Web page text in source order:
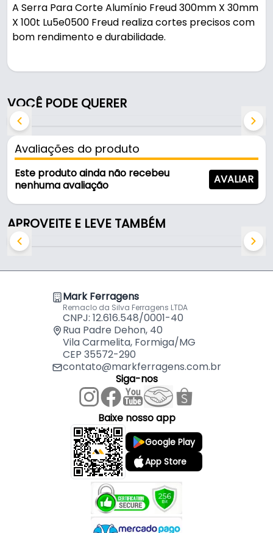
A Serra Para Corte Alumínio Freud 300mm X 30mm
X 100t Lu5e0500 Freud realiza cortes precisos com
bom rendimento e durabilidade.
na cor vermelha, é resistente e durável no uso
diário.
Características:
- Marca: Freud
- Modelo: LU5E-0500
- Cor: Vermelha
- Diâmetro do furo: 30mm
- Espessura de corte: 3,2mm
- Indicada: Corte em Alumínio
- Espessura do corpo: 2,5 mm
- Número de dentes (z): 100
- Tipo de dente: Trapesoidal plano negativo - Trap
- Sistema anti-ruído: Não
- Ataque (°): 5 mm
- Composição das pastilhas: Metal Duro (videa) -
Pastilhas de Micro-Grão
- Aplicações indicadas: Corte de alumínio (Perfis ou
esquadrias) e metais não ferrosos
- Peso: 2,3 kg
VOCÊ PODE QUERER
Avaliações do produto
Este produto ainda não recebeu
nenhuma avaliação
AVALIAR
APROVEITE E LEVE TAMBÉM
Mark Ferragens
Remaclo da Silva Ferragens LTDA
CNPJ: 12.616.548/0001-40
Rua Padre Dehon, 40
Vila Carmelita, Formiga/MG
CEP 35572-290
contato@markferragens.com.br
Siga-nos
Baixe nosso app
Google Play
App Store